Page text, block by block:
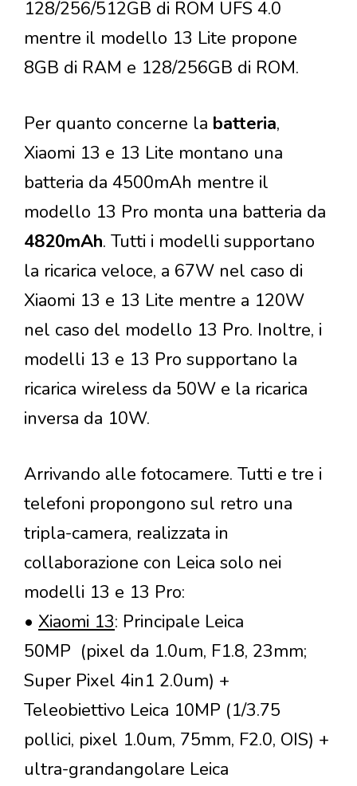
128/256/512GB di ROM UFS 4.0
mentre il modello 13 Lite propone
8GB di RAM e 128/256GB di ROM.
Per quanto concerne la batteria,
Xiaomi 13 e 13 Lite montano una
batteria da 4500mAh mentre il
modello 13 Pro monta una batteria da
4820mAh. Tutti i modelli supportano
la ricarica veloce, a 67W nel caso di
Xiaomi 13 e 13 Lite mentre a 120W
nel caso del modello 13 Pro. Inoltre, i
modelli 13 e 13 Pro supportano la
ricarica wireless da 50W e la ricarica
inversa da 10W.
Arrivando alle fotocamere. Tutti e tre i
telefoni propongono sul retro una
tripla-camera, realizzata in
collaborazione con Leica solo nei
modelli 13 e 13 Pro:
• Xiaomi 13: Principale Leica
50MP (pixel da 1.0um, F1.8, 23mm;
Super Pixel 4in1 2.0um) +
Teleobiettivo Leica 10MP (1/3.75
pollici, pixel 1.0um, 75mm, F2.0, OIS) +
ultra-grandangolare Leica